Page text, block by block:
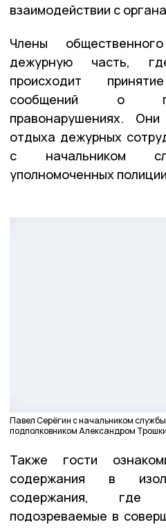
взаимодействии с
Члены
дежурную часть,
происходит
сообщений о
правонарушениях.
отдыха дежурных
с начальником
уполномоченных
Павел Серёгин с начальником
подполковником Александром
Также гости
содержания в
содержания, где
подозреваемые в